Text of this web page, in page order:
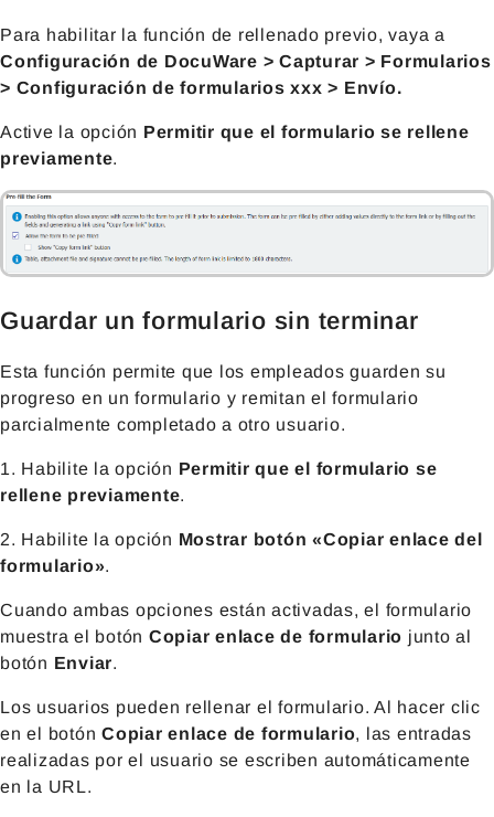
Para habilitar la función de rellenado previo, vaya a
Configuración de DocuWare > Capturar > Formularios
> Configuración de formularios xxx > Envío.
Active la opción Permitir que el formulario se rellene
previamente.
Guardar un formulario sin terminar
Esta función permite que los empleados guarden su
progreso en un formulario y remitan el formulario
parcialmente completado a otro usuario.
1. Habilite la opción Permitir que el formulario se
rellene previamente.
2. Habilite la opción Mostrar botón «Copiar enlace del
formulario».
Cuando ambas opciones están activadas, el formulario
muestra el botón Copiar enlace de formulario junto al
botón Enviar.
Los usuarios pueden rellenar el formulario. Al hacer clic
en el botón Copiar enlace de formulario, las entradas
realizadas por el usuario se escriben automáticamente
en la URL.